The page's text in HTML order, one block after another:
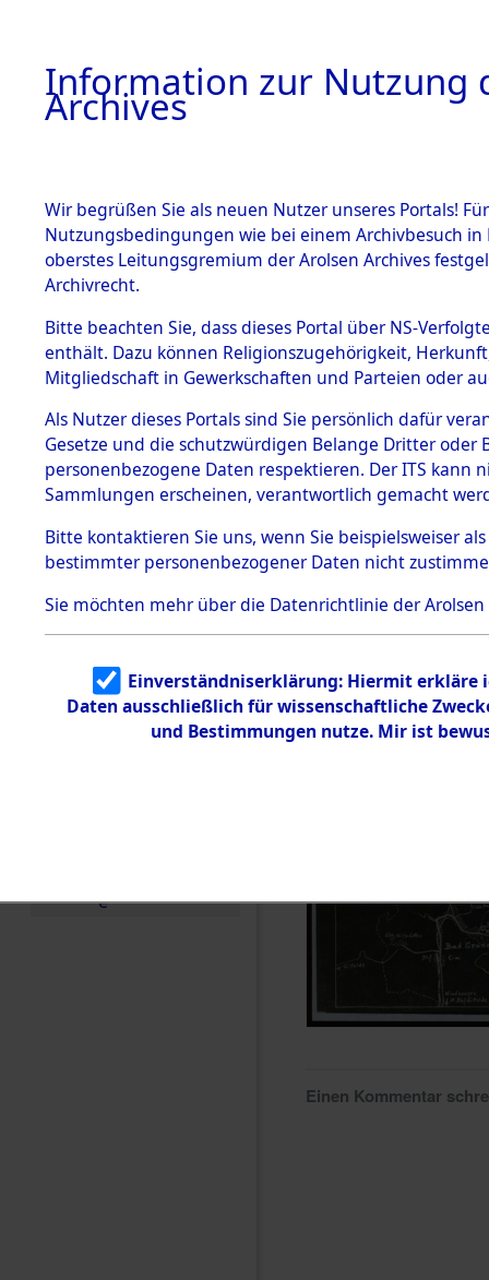
BESTÄNDE
1.
mente
5. Verschiedenes
5.3
Todesmärsche
5.3.1 Alliierte
Erhebungen
zu
Todesmärsch
en
5.3.2
Identifizierun
g
5.3.3
Todesmärsch
e
Einen Kommentar
Information zur Nutzung
Archives
Wir begrüßen Sie als neuen Nutzer unseres Portals!
Nutzungsbedingungen wie bei einem Archivbesuch
oberstes Leitungsgremium der Arolsen Archives
Archivrecht.
Bitte beachten Sie, dass dieses Portal über NS-
enthält. Dazu können Religionszugehörigkeit,
Mitgliedschaft in Gewerkschaften und Parteien oder
Als Nutzer dieses Portals sind Sie persönlich dafür
Gesetze und die schutzwürdigen Belange Dritter
personenbezogene Daten respektieren. Der ITS
Sammlungen erscheinen, verantwortlich gemacht
Bitte kontaktieren Sie uns, wenn Sie beispielsweiser
bestimmter personenbezogener Daten nicht
Sie möchten mehr über die Datenrichtlinie der Arolsen
Einverständniserklärung: Hiermit erkläre
Daten ausschließlich für wissenschaftliche
und Bestimmungen nutze. Mir ist